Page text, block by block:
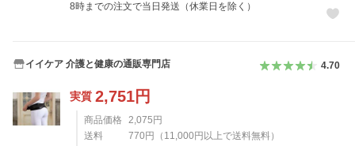
8時までの注文で当日発送（休業日を除く）
イイケア 介護と健康の通販専門店 4.70
実質 2,751円
商品価格 2,075 円
送料
770 円 （ 11,000 円以上で送料無料）